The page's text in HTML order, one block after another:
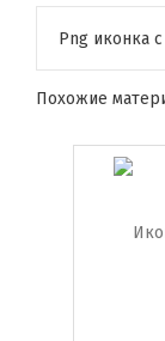
Png иконка
Похожие